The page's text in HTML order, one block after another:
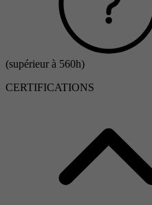
(supérieur à 560h)
CERTIFICATIONS